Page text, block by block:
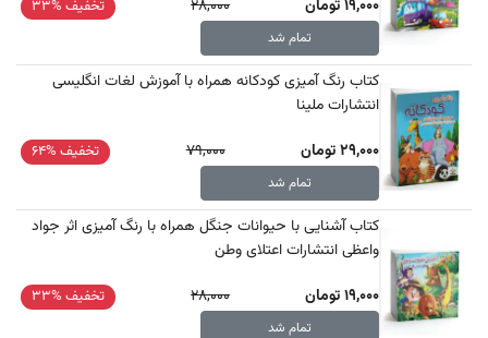
19,000 تومان
28,000 تخفیف %33
تمام شد
کتاب رنگ آمیزی کودکانه همراه با آموزش لغات انگلیسی
انتشارات ملینا
29,000 تومان
79,000 تخفیف %64
تمام شد
کتاب آشنایی با حیوانات جنگل همراه با رنگ آمیزی اثر جواد
واعظی انتشارات اعتلای وطن
19,000 تومان
28,000 تخفیف %33
تمام شد